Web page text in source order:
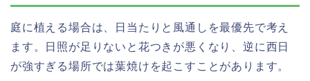
庭に植える場合は、日当たりと風通しを最優先で考え
ます。日照が足りないと花つきが悪くなり、逆に西日
が強すぎる場所では葉焼けを起こすことがあります。